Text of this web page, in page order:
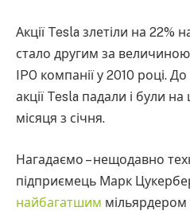
Акції Tesla злетіли на 22%
стало другим за
IPO компанії у 2010 році.
акції Tesla падали і були
місяця з січня.
Нагадаємо – нещодавно
підприємець Марк
найбагатшим мільярдером